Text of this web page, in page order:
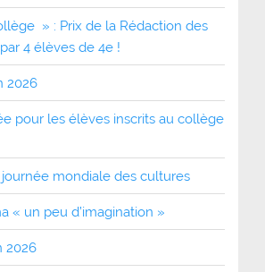
» : Prix de la Rédaction des
4 élèves de 4e !
2026
pour les élèves inscrits au collège
mondiale des cultures
« un peu d’imagination »
2026